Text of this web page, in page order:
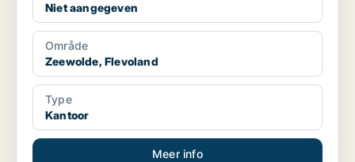
Niet aangegeven
Område
Zeewolde, Flevoland
Type
Kantoor
Meer info